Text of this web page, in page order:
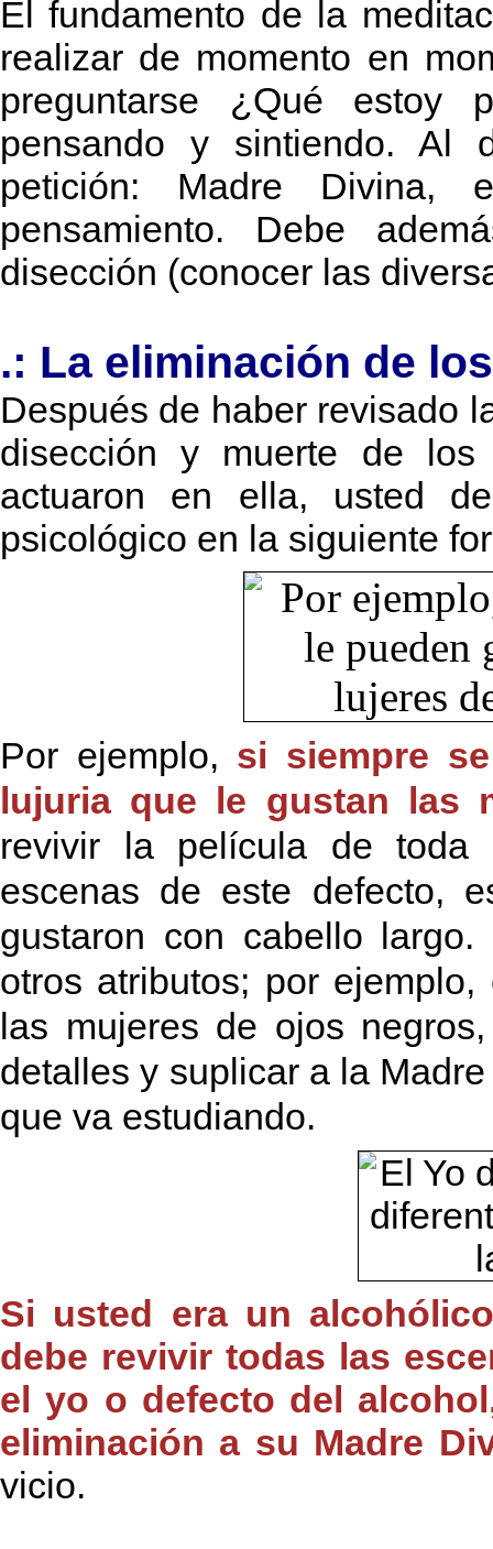
El fundamento de la
realizar de momento en
preguntarse ¿Qué estoy
pensando y sintiendo. Al
petición: Madre Divina,
pensamiento. Debe
disección (conocer las
.: La eliminación de
Después de haber revisado
disección y muerte de
actuaron en ella, usted
psicológico en la siguiente
Por ejemplo, si siempre
lujuria que le gustan las
revivir la película de toda
escenas de este defecto,
gustaron con cabello
otros atributos; por
las mujeres de ojos
detalles y suplicar a la
que va estudiando.
Si usted era un
debe revivir todas las
el yo o defecto del
eliminación a su Madre
vicio.